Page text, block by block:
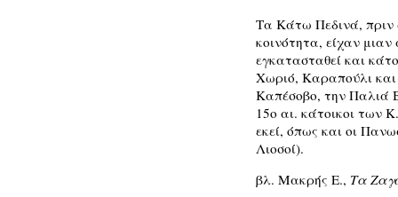
Τα Κάτω Πεδινά, πριν
κοινότητα, είχαν
εγκατασταθεί και
Χωριό, Καραπούλι και
Καπέσοβο, την Παλιά
15ο αι. κάτοικοι των
εκεί, όπως και οι
Λιοσοί).
βλ. Μακρής Ε., Τα